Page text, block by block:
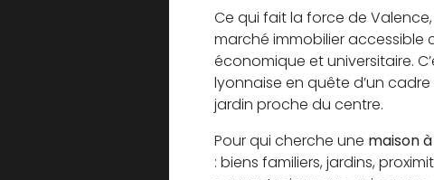
Ce qui fait la force de Valence,
marché immobilier
économique et universitaire.
lyonnaise en quête d’un
jardin proche du centre.
Pour qui cherche une maison
: biens familiers, jardins,